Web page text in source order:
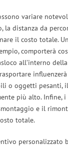
variare
la distanza da
il costo totale.
comporterà
all’interno
o oggetti pesanti,
più alto. Infine,
e il
totale.
personalizzato